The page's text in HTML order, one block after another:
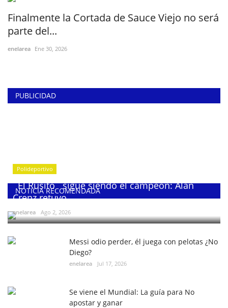
Finalmente la Cortada de Sauce Viejo no será
parte del...
enelarea Ene 30, 2026
PUBLICIDAD
NOTICIA RECOMENDADA
Polideportivo
¨El Rusito¨ sigue siendo el campeón: Alan
Crenz retuvo...
enelarea Ago 2, 2026
Messi odio perder, él juega con pelotas ¿No
Diego?
enelarea Jul 17, 2026
Se viene el Mundial: La guía para No
apostar y ganar